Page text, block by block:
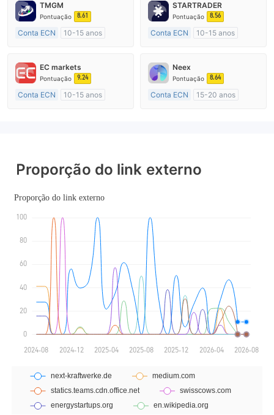
TMGM
Pontuação 8.61
Conta ECN
10-15 anos
Market Marketing (MM)
Etiqueta principal MT4
STARTRADER
Pontuação 8.56
Conta ECN
10-15 anos
Market Marketing (MM)
Etiqueta principal MT4
EC markets
Pontuação 9.24
Conta ECN
10-15 anos
Neex
Pontuação 8.64
Conta ECN
15-20 anos
Proporção do link externo